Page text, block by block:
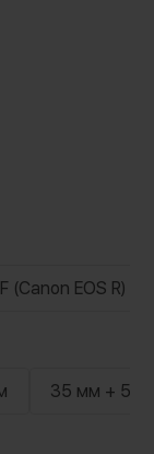
(Canon EOS R)
35 мм + 55